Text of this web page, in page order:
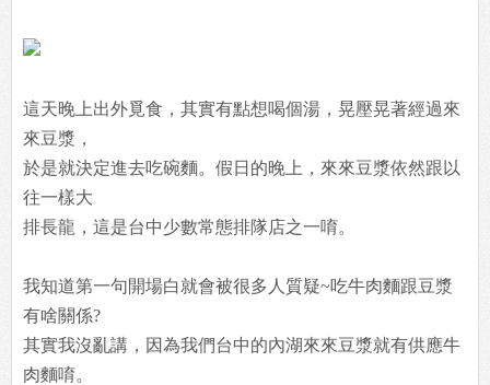
這天晚上出外覓食，其實有點想喝個湯，晃壓晃著經過來
來豆漿，
於是就決定進去吃碗麵。假日的晚上，來來豆漿依然跟以
往一樣大
排長龍，這是台中少數常態排隊店之一唷。
我知道第一句開場白就會被很多人質疑~吃牛肉麵跟豆漿
有啥關係?
其實我沒亂講，因為我們台中的內湖來來豆漿就有供應牛
肉麵唷。